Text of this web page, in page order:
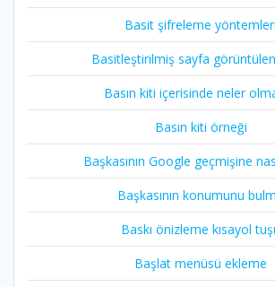
Basit şifreleme yöntemleri
Basitleştirilmiş sayfa
Basın kiti içerisinde neler
Basın kiti örneği
Başkasının Google geçmişine
Başkasının konumunu
Baskı önizleme kısayol
Başlat menüsü ekleme